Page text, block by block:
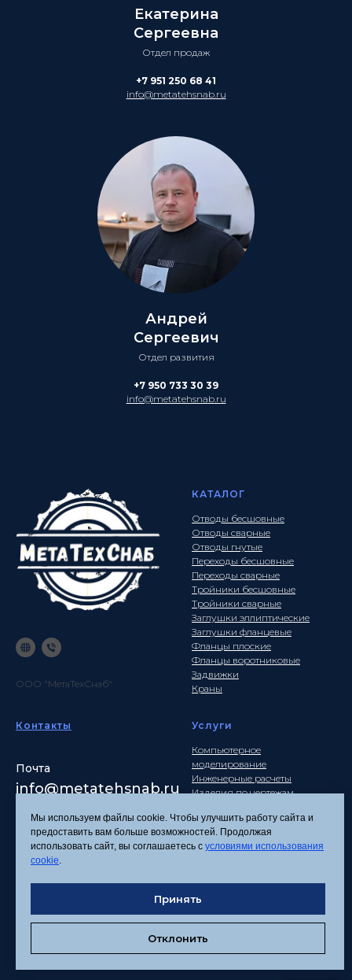
Екатерина
Сергеевна
Отдел продаж
+7 951 250 68 41
info@metatehsnab.ru
Андрей
Сергеевич
Отдел развития
+7 950 733 30 39
info@metatehsnab.ru
ООО "МетаТехСнаб"
КАТАЛОГ
Отводы бесшовные
Отводы сварные
Отводы гнутые
Переходы бесшовные
Переходы сварные
Тройники бесшовные
Тройники сварные
Заглушки эллиптические
Заглушки фланцевые
Фланцы плоские
Фланцы воротниковые
Задвижки
Краны
Контакты
Почта
info@metatehsnab.ru
Услуги
Компьютерное
моделирование
Инженерные расчеты
Изделия по чертежам
Политика
Согласие на обработку
персональных данных
Соглашение об
Мы используем файлы cookie. Чтобы улучшить работу сайта и
предоставить вам больше возможностей. Продолжая
использовать сайт, вы соглашаетесь с условиями использования
cookie.
Принять
Отклонить